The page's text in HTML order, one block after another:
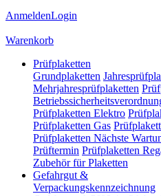
AnmeldenLogin
Warenkorb
Prüfplaketten
Grundplaketten
Mehrjahresprüfplaketten
Prüfplaketten Elektro
Prüfplaketten Gas
Prüfplaketten Nächste
Prüftermin Prüfplaketten
Zubehör für Plaketten
Gefahrgut &
Verpackungskennzeichnung